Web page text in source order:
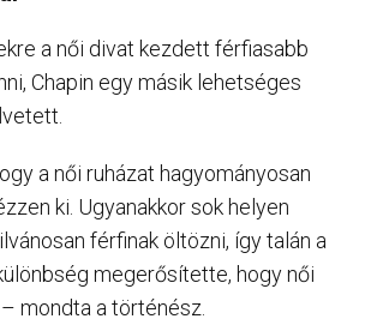
a női divat kezdett férfiasabb
Chapin egy másik lehetséges
a női ruházat hagyományosan
ki. Ugyanakkor sok helyen
férfinak öltözni, így talán a
megerősítette, hogy női
mondta a történész.